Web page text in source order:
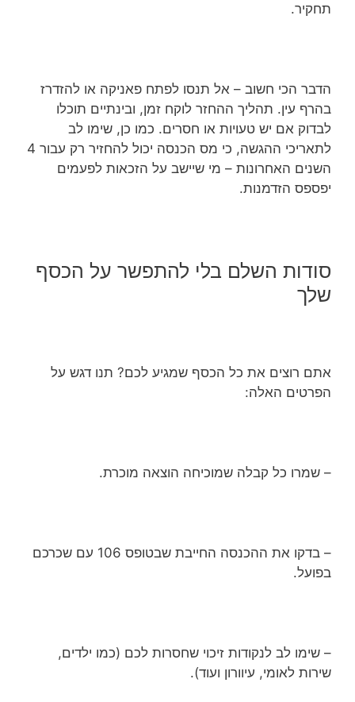
תחקיר.
הדבר הכי חשוב – אל תנסו לפתח פאניקה או להזדרז
בהרף עין. תהליך ההחזר לוקח זמן, ובינתיים תוכלו
לבדוק אם יש טעויות או חסרים. כמו כן, שימו לב
לתאריכי ההגשה, כי מס הכנסה יכול להחזיר רק עבור 4
השנים האחרונות – מי שיישב על הזכאות לפעמים
יפספס הזדמנות.
סודות השלם בלי להתפשר על הכסף
שלך
אתם רוצים את כל הכסף שמגיע לכם? תנו דגש על
הפרטים האלה:
– שמרו כל קבלה שמוכיחה הוצאה מוכרת.
– בדקו את ההכנסה החייבת שבטופס 106 עם שכרכם
בפועל.
– שימו לב לנקודות זיכוי שחסרות לכם (כמו ילדים,
שירות לאומי, עיוורון ועוד).